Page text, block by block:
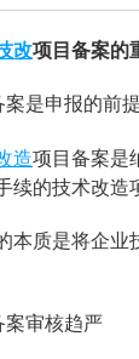
改项目备案的
是申报的前提
造项目备案是
续的技术改造
质是将企业技
审核趋严